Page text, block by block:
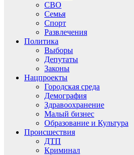
СВО
Семья
Спорт
Развлечения
Политика
Выборы
Депутаты
Законы
Нацпроекты
Городская среда
Демография
Здравоохранение
Малый бизнес
Образование и Культура
Происшествия
ДТП
Криминал